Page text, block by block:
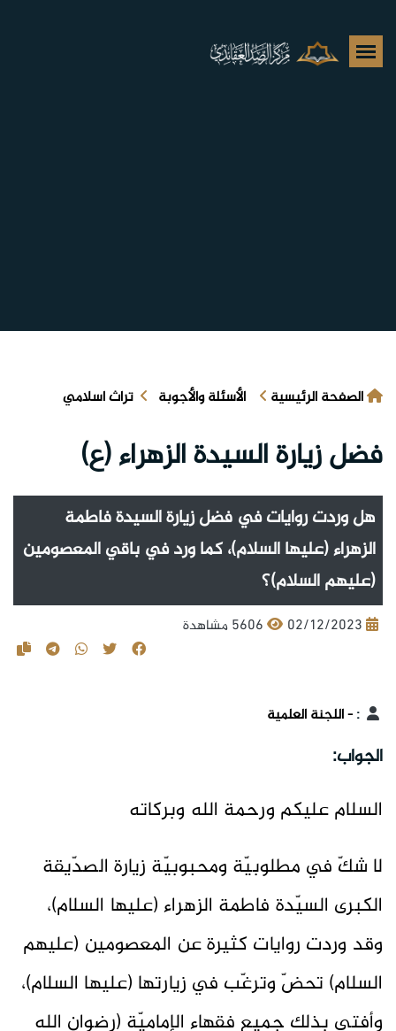
الصفحة الرئيسية الأسئلة والأجوبة تراث اسلامي
فضل زيارة السيدة الزهراء (ع)
هل وردت روايات في فضل زيارة السيدة فاطمة
الزهراء (عليها السلام)، كما ورد في باقي المعصومين
(عليهم السلام)؟
02/12/2023 5606 مشاهدة
:- اللجنة العلمية
الجواب:
السلام عليكم ورحمة الله وبركاته
لا شكّ في مطلوبيّة ومحبوبيّة زيارة الصدّيقة
الكبرى السيّدة فاطمة الزهراء (عليها السلام)،
وقد وردت روايات كثيرة عن المعصومين (عليهم
السلام) تحضّ وترغّب في زيارتها (عليها السلام)،
وأفتى بذلك جميع فقهاء الإماميّة (رضوان الله